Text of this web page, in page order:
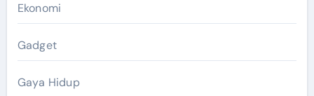
Ekonomi
Gadget
Gaya Hidup